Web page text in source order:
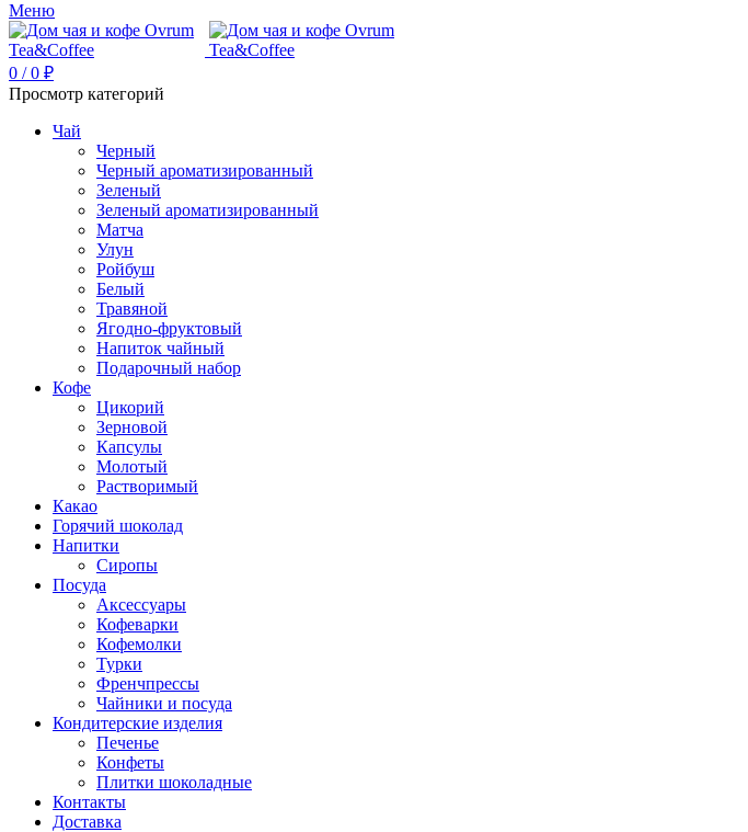
Меню
0 / 0 ₽
Просмотр категорий
Чай
Черный
Черный ароматизированный
Зеленый
Зеленый ароматизированный
Матча
Улун
Ройбуш
Белый
Травяной
Ягодно-фруктовый
Напиток чайный
Подарочный набор
Кофе
Цикорий
Зерновой
Капсулы
Молотый
Растворимый
Какао
Горячий шоколад
Напитки
Сиропы
Посуда
Аксессуары
Кофеварки
Кофемолки
Турки
Френчпрессы
Чайники и посуда
Кондитерские изделия
Печенье
Конфеты
Плитки шоколадные
Контакты
Доставка